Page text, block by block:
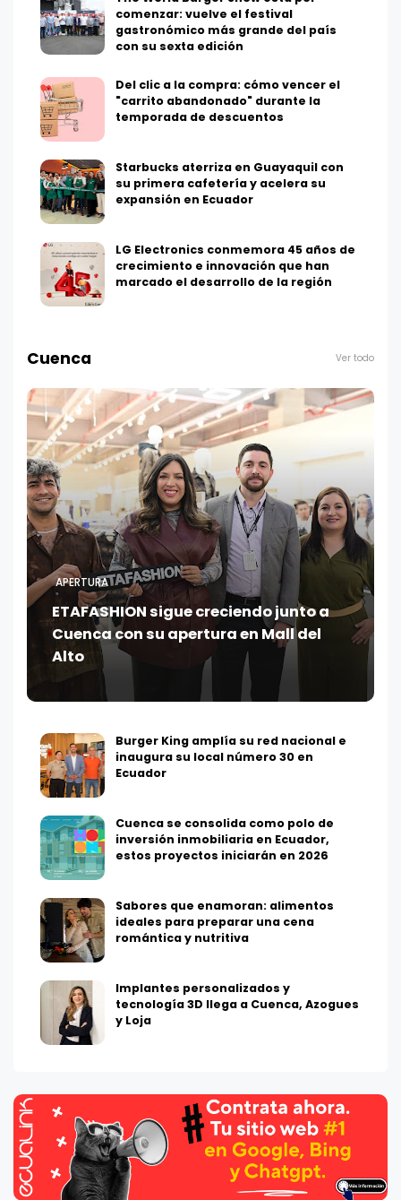
comenzar: vuelve el festival
gastronómico más grande del país
con su sexta edición
Del clic a la compra: cómo vencer el
"carrito abandonado" durante la
temporada de descuentos
Starbucks aterriza en Guayaquil con
su primera cafetería y acelera su
expansión en Ecuador
LG Electronics conmemora 45 años de
crecimiento e innovación que han
marcado el desarrollo de la región
Cuenca Ver todo
APERTURA
ETAFASHION sigue creciendo junto a
Cuenca con su apertura en Mall del
Alto
Burger King amplía su red nacional e
inaugura su local número 30 en
Ecuador
Cuenca se consolida como polo de
inversión inmobiliaria en Ecuador,
estos proyectos iniciarán en 2026
Sabores que enamoran: alimentos
ideales para preparar una cena
romántica y nutritiva
Implantes personalizados y
tecnología 3D llega a Cuenca, Azogues
y Loja